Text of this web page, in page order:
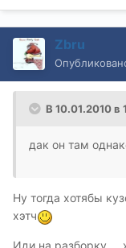
Zbru
В 10.01.2010 в
дак он там
Ну тогда хотябы
хэтч
Иди на разборку....